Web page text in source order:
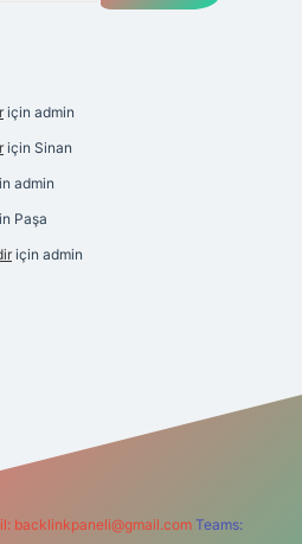
için admin
için Sinan
admin
Paşa
için admin
backlinkpaneli@gmail.com Teams: